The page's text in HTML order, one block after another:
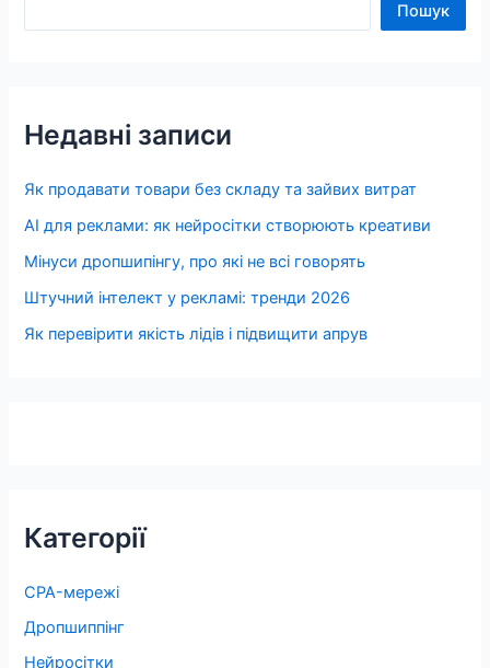
Пошук
Недавні записи
Як продавати товари без складу та зайвих витрат
AI для реклами: як нейросітки створюють креативи
Мінуси дропшипінгу, про які не всі говорять
Штучний інтелект у рекламі: тренди 2026
Як перевірити якість лідів і підвищити апрув
Категорії
CPA-мережі
Дропшиппінг
Нейросітки